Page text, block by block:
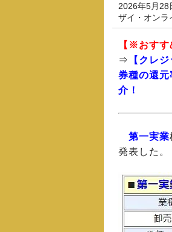
2026年5月28
ザイ・オンラ
【※おす
⇒
【クレ
券種の還
介！
第一実業
発表した。